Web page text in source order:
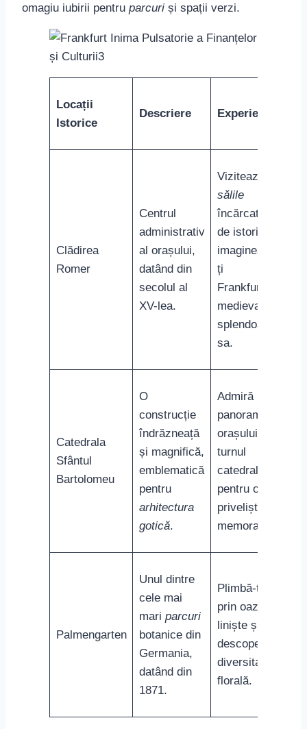
omagiu iubirii pentru parcuri și spații verzi.
Locații
Istorice
Descriere Experiență
Clădirea
Romer
Centrul
administrativ
al orașului,
datând din
secolul al
XV-lea.
Vizitează
sălile
încărcate
de istorie și
imaginează-
ți
Frankfurtul
medieval în
splendoarea
sa.
Catedrala
Sfântul
Bartolomeu
O
construcție
îndrăzneață
și magnifică,
emblematică
pentru
arhitectura
gotică.
Admiră
panorama
orașului din
turnul
catedralei,
pentru o
priveliște
memorabilă.
Palmengarten
Unul dintre
cele mai
mari parcuri
botanice din
Germania,
datând din
1871.
Plimbă-te
prin oaza de
liniște și
descoperă
diversitatea
florală.